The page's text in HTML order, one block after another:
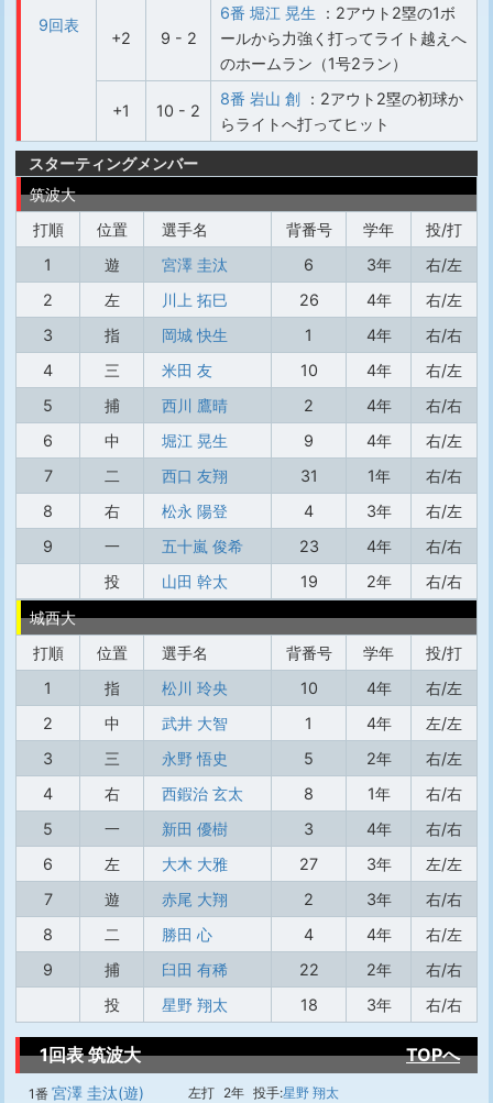
9回表
+2 9 - 2
6番 堀江 晃生 ：2アウト2塁の1ボ
ールから力強く打ってライト越えへ
のホームラン（1号2ラン）
+1 10 - 2
8番 岩山 創 ：2アウト2塁の初球か
らライトへ打ってヒット
スターティングメンバー
筑波大
打順
位置 選手名 背番号 学年
投/打
1
遊 宮澤 圭汰 6 3年
右/左
2
左 川上 拓巳 26 4年
右/左
3
指 岡城 快生 1 4年
右/右
4
三 米田 友 10 4年
右/左
5
捕 西川 鷹晴 2 4年
右/右
6
中 堀江 晃生 9 4年
右/左
7
二 西口 友翔 31 1年
右/右
8
右 松永 陽登 4 3年
右/左
9
一 五十嵐 俊希 23 4年
右/右
投
山田 幹太 19 2年
右/右
城西大
打順
位置 選手名 背番号 学年
投/打
1
指 松川 玲央 10 4年
右/左
2
中 武井 大智 1 4年
左/左
3
三 永野 悟史 5 2年
右/左
4
右 西鍜治 玄太 8 1年
右/右
5
一 新田 優樹 3 4年
右/右
6
左 大木 大雅 27 3年
左/左
7
遊 赤尾 大翔 2 3年
右/右
8
二 勝田 心 4 4年
右/左
9
捕 臼田 有稀 22 2年
右/右
投
星野 翔太 18 3年 右/右
1回表 筑波大 TOPへ
1番 宮澤 圭汰(遊) 左打 2年 投手:星野 翔太